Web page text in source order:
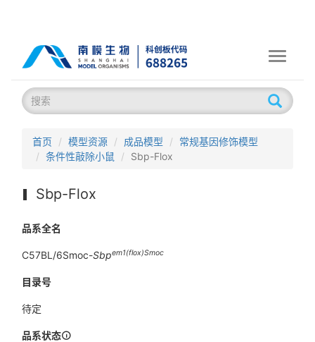
Toggle
首页 模型资源 成品模型
常规基因修饰模型
条件性敲除小鼠
Sbp-Flox
Sbp-Flox
品系全名
C57BL/6Smoc-Sbpem1(flox)Smoc
目录号
待定
品系状态